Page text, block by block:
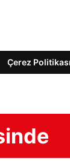
Çerez Politikası